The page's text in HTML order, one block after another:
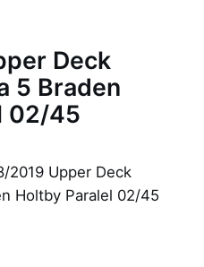
Deck
5 Braden
02/45
2019 Upper Deck
Holtby Paralel 02/45